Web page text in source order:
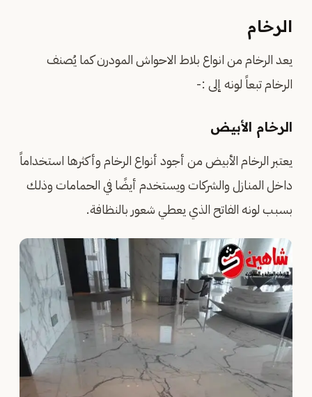
الرخام
يعد الرخام من انواع بلاط الاحواش المودرن كما يُصنف
الرخام تبعاً لونه إلى :-
الرخام الأبيض
يعتبر الرخام الأبيض من أجود أنواع الرخام وأكثرها استخداماً
داخل المنازل والشركات ويستخدم أيضًا في الحمامات وذلك
بسبب لونه الفاتح الذي يعطي شعور بالنظافة.